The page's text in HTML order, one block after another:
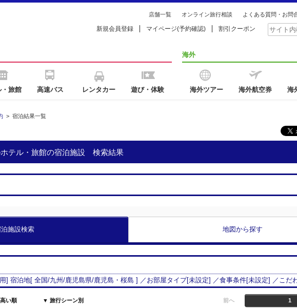
店舗一覧 オンライン旅行相談 よくある質問・お問
新規会員登録 マイページ(予約確認) 割引クーポン
旅館 高速バス レンタカー 遊び・体験
海外
海外ツアー 海外航空券 海
> 宿泊結果一覧
テル・旅館の宿泊施設 検索結果
施設検索 地図から探す
] 宿泊地[ 全国/九州 /鹿児島県/鹿児島・桜島 ] ／お部屋タイプ[未設定] ／食事条件[未設定] ／こだ
高い順 ▼ 旅行シーン別 前へ 1